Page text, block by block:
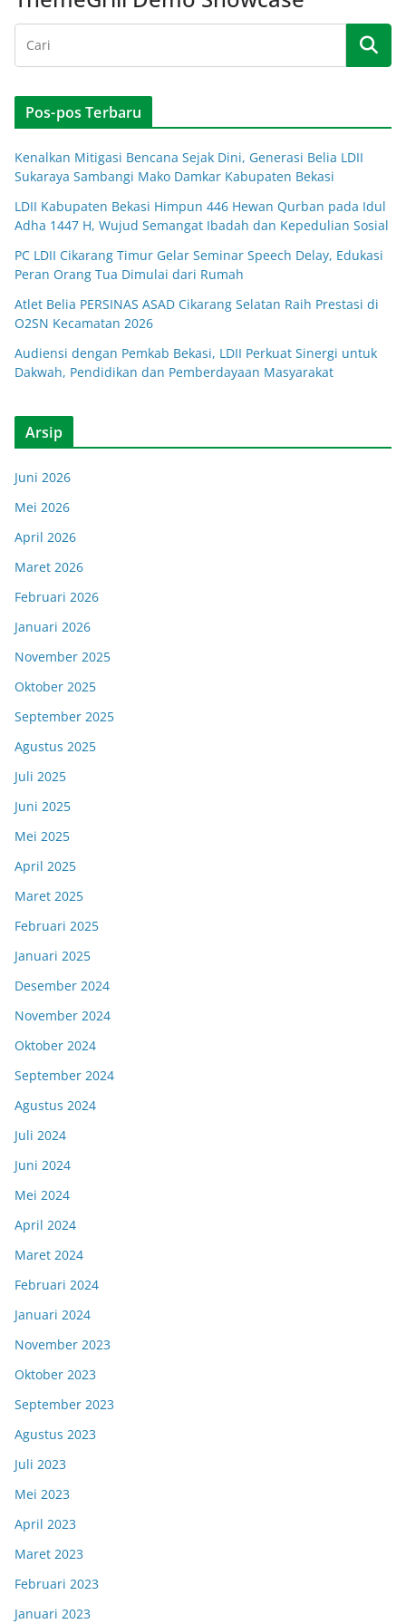
Pos-pos Terbaru
Kenalkan Mitigasi Bencana Sejak Dini, Generasi Belia LDII
Sukaraya Sambangi Mako Damkar Kabupaten Bekasi
LDII Kabupaten Bekasi Himpun 446 Hewan Qurban pada Idul
Adha 1447 H, Wujud Semangat Ibadah dan Kepedulian Sosial
PC LDII Cikarang Timur Gelar Seminar Speech Delay, Edukasi
Peran Orang Tua Dimulai dari Rumah
Atlet Belia PERSINAS ASAD Cikarang Selatan Raih Prestasi di
O2SN Kecamatan 2026
Audiensi dengan Pemkab Bekasi, LDII Perkuat Sinergi untuk
Dakwah, Pendidikan dan Pemberdayaan Masyarakat
Arsip
Juni 2026
Mei 2026
April 2026
Maret 2026
Februari 2026
Januari 2026
November 2025
Oktober 2025
September 2025
Agustus 2025
Juli 2025
Juni 2025
Mei 2025
April 2025
Maret 2025
Februari 2025
Januari 2025
Desember 2024
November 2024
Oktober 2024
September 2024
Agustus 2024
Juli 2024
Juni 2024
Mei 2024
April 2024
Maret 2024
Februari 2024
Januari 2024
November 2023
Oktober 2023
September 2023
Agustus 2023
Juli 2023
Mei 2023
April 2023
Maret 2023
Februari 2023
Januari 2023